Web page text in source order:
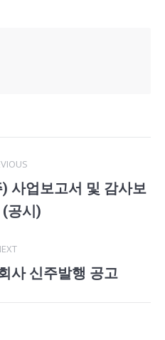
Previous
post:
사업보고서 및 감사보
공시)
Next
사 신주발행 공고